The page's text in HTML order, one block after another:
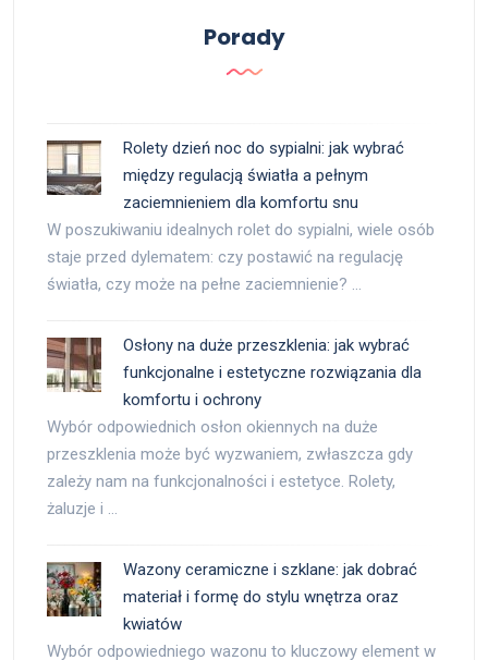
Porady
Rolety dzień noc do sypialni: jak wybrać
między regulacją światła a pełnym
zaciemnieniem dla komfortu snu
W poszukiwaniu idealnych rolet do sypialni, wiele osób
staje przed dylematem: czy postawić na regulację
światła, czy może na pełne zaciemnienie? …
Osłony na duże przeszklenia: jak wybrać
funkcjonalne i estetyczne rozwiązania dla
komfortu i ochrony
Wybór odpowiednich osłon okiennych na duże
przeszklenia może być wyzwaniem, zwłaszcza gdy
zależy nam na funkcjonalności i estetyce. Rolety,
żaluzje i …
Wazony ceramiczne i szklane: jak dobrać
materiał i formę do stylu wnętrza oraz
kwiatów
Wybór odpowiedniego wazonu to kluczowy element w